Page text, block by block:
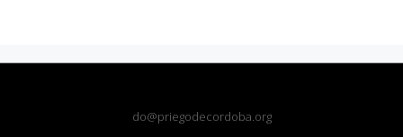
do@priegodecordoba.org